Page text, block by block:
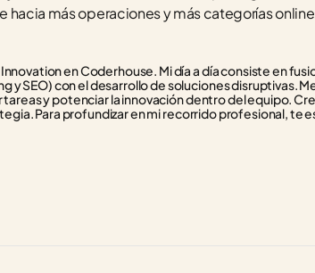
hacia más operaciones y más categorías
en Coderhouse. Mi día a día consiste en
SEO) con el desarrollo de soluciones disruptivas.
tareas y potenciar la innovación dentro del equipo.
Para profundizar en mi recorrido profesional, te